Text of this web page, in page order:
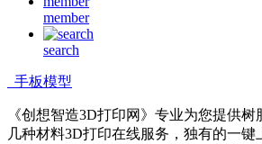
member
search
手板模型
《创想智造3D打印网》专业为您提供
几种材料3D打印在线服务，独有的一键